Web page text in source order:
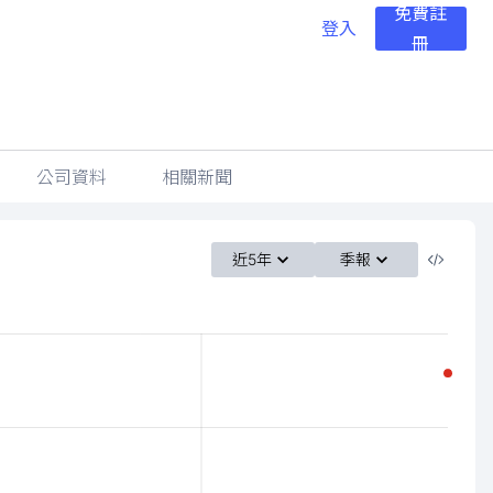
登入
免費註
冊
公司資料 相關新聞
近5年 季報